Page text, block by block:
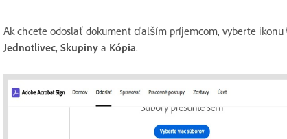
Ak chcete odoslať dokument ďalším príjemcom, vyberte ikonu
Jednotlivec, Skupiny a Kópia.